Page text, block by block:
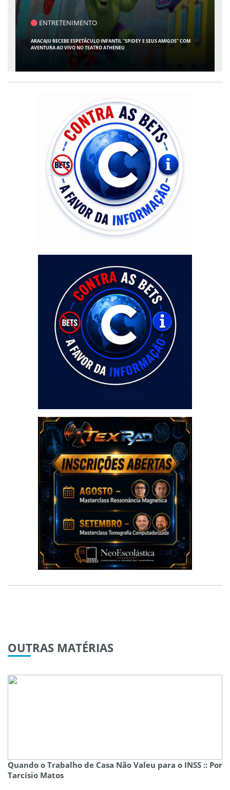
SAÚDE
CONTABILIDADE ESPECIALIZADA PARA MÉDICOS GANHA ESPAÇO EM SERGIPE
COM ATUAÇÃO PIONEIRA DA RISSI
OUTRAS MATÉRIAS
Quando o Trabalho de Casa Não Valeu para o INSS :: Por
Tarcísio Matos